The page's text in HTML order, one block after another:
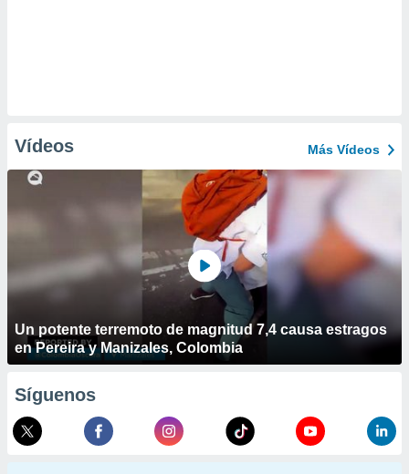
Vídeos Más Vídeos
Un potente terremoto de magnitud 7,4 causa estragos
en Pereira y Manizales, Colombia
Síguenos